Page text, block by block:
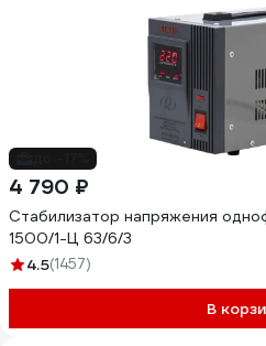
4 790 ₽
Стабилизатор напряжения
1500/1-Ц 63/6/3
4.5(1457)
В